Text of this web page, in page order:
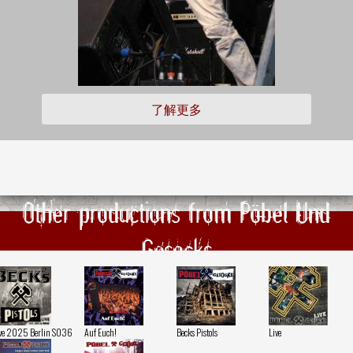
了解更多
Other productions from Pöbel Und
Gesocks
2025 Berlin SO36 Auf Euch! Becks Pistols Live